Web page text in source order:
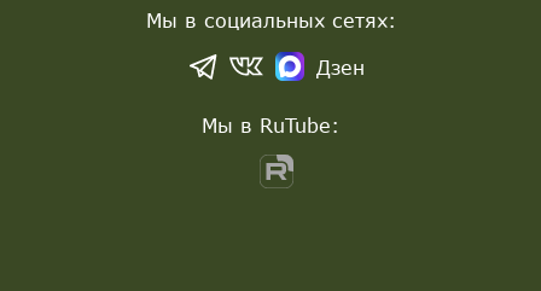
Мы в социальных сетях:
Дзен
Мы в RuTube: